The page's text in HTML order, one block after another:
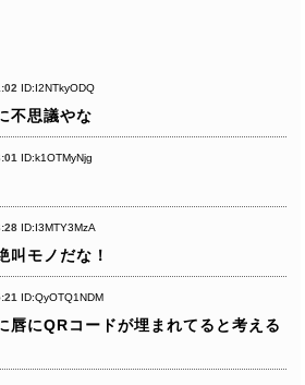
ID:I2NTkyODQ
不思議やな
ID:k1OTMyNjg
ID:I3MTY3MzA
叫モノだな！
ID:QyOTQ1NDM
唇にQRコードが埋まれてると考える